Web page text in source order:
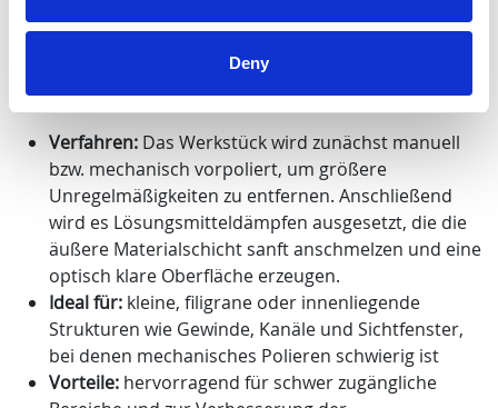
Deny
Das Dampfpolieren ist ein spezielles chemisches
werden (z. B. Dichlormethan, THF, Chloroform), um die
Oberfläche auf mikroskopischer Ebene zu glätten.
Verfahren: Das Werkstück wird zunächst manuell
bzw. mechanisch vorpoliert, um größere
Unregelmäßigkeiten zu entfernen. Anschließend
wird es Lösungsmitteldämpfen ausgesetzt, die die
äußere Materialschicht sanft anschmelzen und eine
optisch klare Oberfläche erzeugen.
Ideal für: kleine, filigrane oder innenliegende
Strukturen wie Gewinde, Kanäle und Sichtfenster,
bei denen mechanisches Polieren schwierig ist
Vorteile: hervorragend für schwer zugängliche